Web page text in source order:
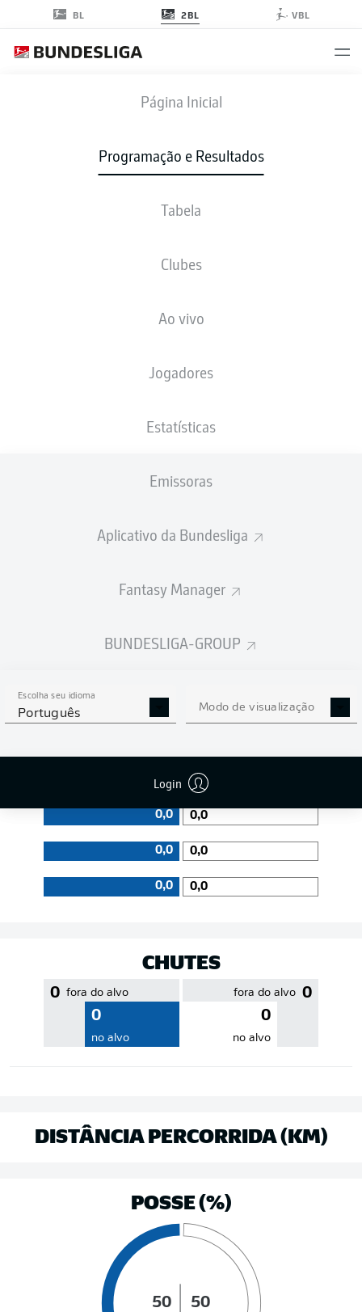
BL 2BL VBL
Página Inicial
Programação e Resultados
Tabela
Clubes
Ao vivo
Jogadores
Estatísticas
Emissoras
Aplicativo da Bundesliga
Fantasy Manager
BUNDESLIGA-GROUP
Escolha seu idioma
Português Modo de visualização
Login
BOC H96
ESCALAÇÕES
0
0 % Precisão 0 %
EFICIÊNCIA DE PASSES
0,0 0,0
0,0 0,0
0,0 0,0
CHUTES
0 fora do alvo
0
no alvo
0
fora do alvo
0
no alvo
DISTÂNCIA PERCORRIDA (KM)
POSSE (%)
50 50